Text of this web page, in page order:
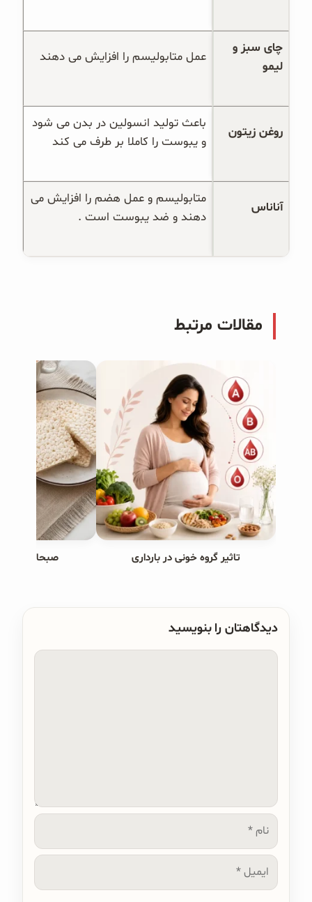
لیمو
عمل متابولیسم را افزایش می دهند
روغن زیتون
و یبوست را کاملا بر طرف می کند
آناناس
دهند و ضد یبوست است .
مقالات مرتبط
تاثیر گروه خونی در بارداری صبحانه های
دیدگاهتان را بنویسید
نام
ایمیل